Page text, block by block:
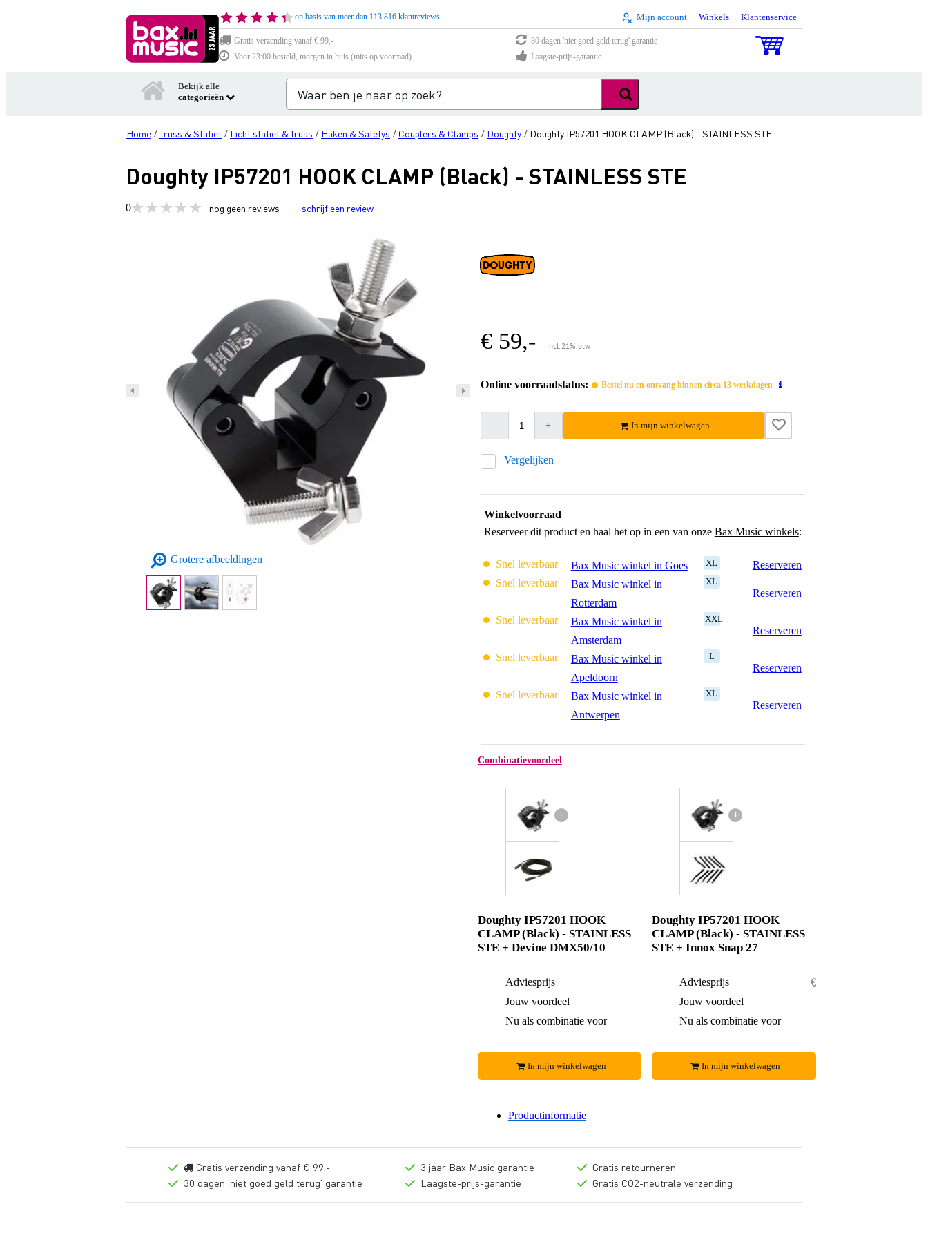
op basis van meer dan 113.816 klantreviews Mijn account Winkels Klantenservice
Gratis verzending vanaf € 99,-
30 dagen 'niet goed geld terug' garantie
Voor 23:00 besteld, morgen in huis (mits op voorraad)
Laagste-prijs-garantie
Bekijk alle
categorieën
Home /Truss & Statief / Licht statief & truss / Haken & Safetys / Couplers & Clamps / Doughty / Doughty IP57201 HOOK CLAMP (Black) - STAINLESS STE
Doughty IP57201 HOOK CLAMP (Black) - STAINLESS STE
0 nog geen reviews schrijf een review
Grotere afbeeldingen
€ 59,- incl. 21% btw
Online voorraadstatus: Bestel nu en ontvang binnen circa 13 werkdagen
- + In mijn winkelwagen
Vergelijken
Winkelvoorraad
Reserveer dit product en haal het op in een van onze Bax Music winkels:
Snel leverbaar Bax Music winkel in Goes XL
Reserveren
Snel leverbaar
Bax Music winkel in
Rotterdam
XL
Reserveren
Snel leverbaar
Bax Music winkel in
Amsterdam
XXL
Reserveren
Snel leverbaar
Bax Music winkel in
Apeldoorn
L
Reserveren
Snel leverbaar
Bax Music winkel in
Antwerpen
XL
Reserveren
Combinatievoordeel
+
Doughty IP57201 HOOK
CLAMP (Black) - STAINLESS
STE + Devine DMX50/10
Adviesprijs
Jouw voordeel
Nu als combinatie voor
In mijn winkelwagen
+
Doughty IP57201 HOOK
CLAMP (Black) - STAINLESS
STE + Innox Snap 27
Adviesprijs
€ 64,50
Jouw voordeel
Nu als combinatie voor
In mijn winkelwagen
Productinformatie
Gratis verzending vanaf € 99,-
30 dagen 'niet goed geld terug' garantie
3 jaar Bax Music garantie
Laagste-prijs-garantie
Gratis retourneren
Gratis CO2-neutrale verzending